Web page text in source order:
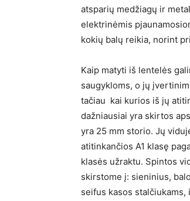
atsparių medžiagų ir
elektrinėmis
kokių balų reikia, norint
Kaip matyti iš lentelės
saugykloms, o jų
tačiau kai kurios iš jų
dažniausiai yra skirtos
yra 25 mm storio. Jų
atitinkančios A1 klasę
klasės užraktu. Spintos
skirstome į: sieninius,
seifus kasos